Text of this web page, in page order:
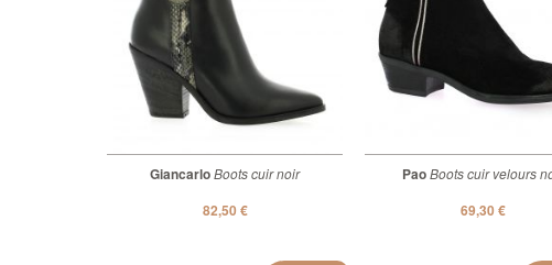
GiancarloBoots cuir noir
82,50 €
PaoBoots cuir velours
69,30 €